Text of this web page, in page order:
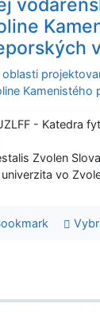
- Katedra
Zvolen
vo